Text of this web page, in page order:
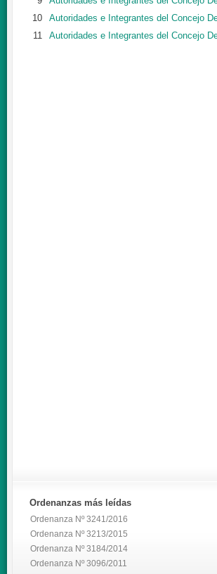
10
Autoridades e Integrantes del Concejo
11
Autoridades e Integrantes del Concejo
Ordenanzas más leídas
Ordenanza Nº 3241/2016
Ordenanza Nº 3213/2015
Ordenanza Nº 3184/2014
Ordenanza Nº 3096/2011